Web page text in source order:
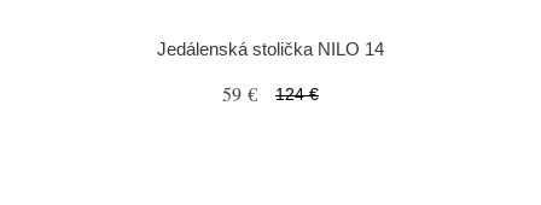
Jedálenská stolička NILO 14
59 € 124 €